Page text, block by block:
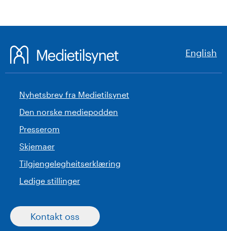
English
Nyhetsbrev fra Medietilsynet
Den norske mediepodden
Presserom
Skjemaer
Tilgjengelegheitserklæring
Ledige stillinger
Kontakt oss